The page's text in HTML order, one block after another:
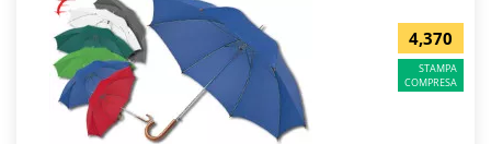
4,370
STAMPA
COMPRESA